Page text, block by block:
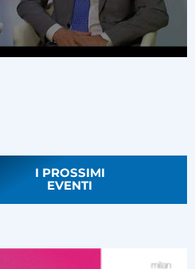
I PROSSIMI
EVENTI